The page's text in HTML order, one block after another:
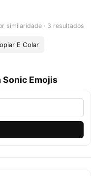
similaridade · 3 resultados
E Colar
Sonic Emojis